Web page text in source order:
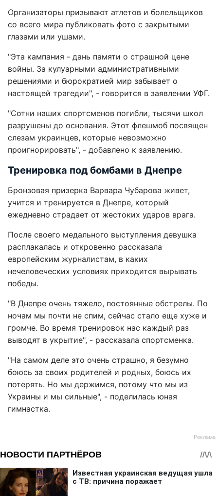
Организаторы призывают атлетов и болельщиков
со всего мира публиковать фото с закрытыми
глазами или ушами.
"Эта кампания - дань памяти о страшной цене
войны. За кулуарными административными
решениями и бюрократией мир забывает о
настоящей трагедии", - говорится в заявлении УФГ.
"Сотни наших спортсменов погибли, тысячи школ
разрушены до основания. Этот флешмоб посвящен
слезам украинцев, которые невозможно
проигнорировать", - добавлено к заявлению.
Тренировка под бомбами в Днепре
Бронзовая призерка Варвара Чубарова живет,
учится и тренируется в Днепре, который
ежедневно страдает от жестоких ударов врага.
После своего медального выступления девушка
расплакалась и откровенно рассказала
европейским журналистам, в каких
нечеловеческих условиях приходится вырывать
победы.
"В Днепре очень тяжело, постоянные обстрелы. По
ночам мы почти не спим, сейчас стало еще хуже и
громче. Во время тренировок нас каждый раз
выводят в укрытие", - рассказала спортсменка.
"На самом деле это очень страшно, я безумно
боюсь за своих родителей и родных, боюсь их
потерять. Но мы держимся, потому что мы из
Украины и мы сильные", - поделилась юная
гимнастка.